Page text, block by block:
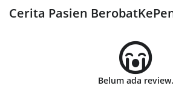
Cerita Pasien
Belum ada review.